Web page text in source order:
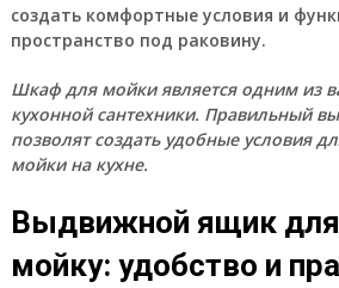
создать комфортные условия и
пространство под раковину.
Шкаф для мойки является одним из
кухонной сантехники. Правильный
позволят создать удобные условия
мойки на кухне.
Выдвижной ящик для
мойку: удобство и